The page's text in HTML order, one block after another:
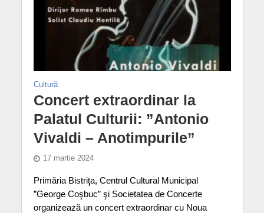
Cultură
Concert extraordinar la
Palatul Culturii: ”Antonio
Vivaldi – Anotimpurile”
17 martie 2024
Primăria Bistriţa, Centrul Cultural Municipal
”George Coşbuc” şi Societatea de Concerte
organizează un concert extraordinar cu Noua